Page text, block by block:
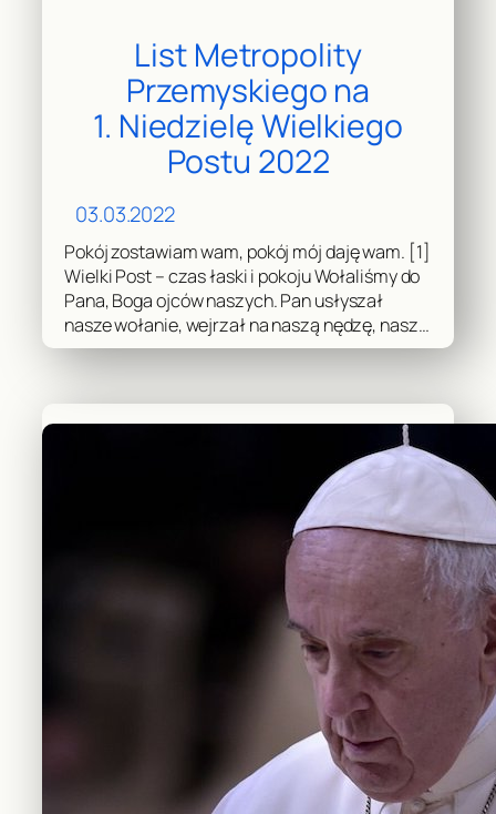
List Metropolity
Przemyskiego na
1. Niedzielę Wielkiego
Postu 2022
03.03.2022
Pokój zostawiam wam, pokój mój daję wam. [1]
Wielki Post – czas łaski i pokoju Wołaliśmy do
Pana, Boga ojców naszych. Pan usłyszał
nasze wołanie, wejrzał na naszą nędzę, nasz…